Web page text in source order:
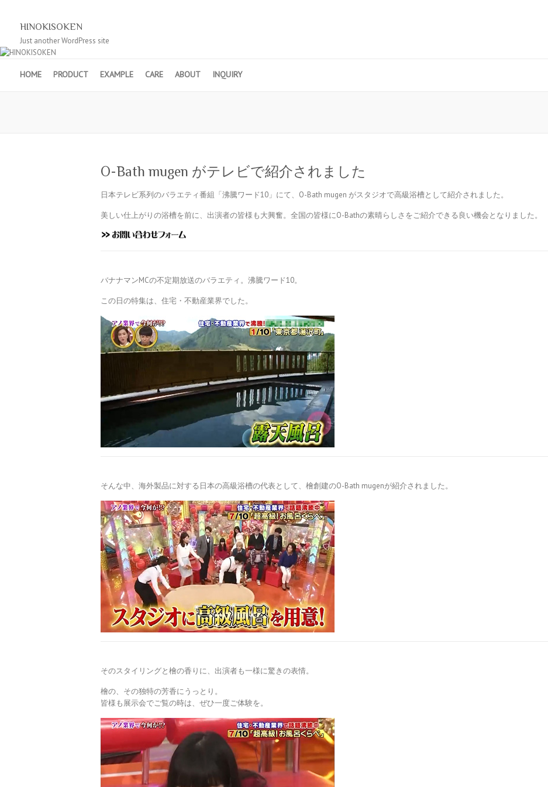
HINOKISOKEN
Just another WordPress site
HOME PRODUCT EXAMPLE CARE ABOUT INQUIRY
O-Bath mugen がテレビで紹介されました
日本テレビ系列のバラエティ番組「沸騰ワード10」にて、O-Bath mugen がスタジオで高級浴槽として紹介されました。
美しい仕上がりの浴槽を前に、出演者の皆様も大興奮。全国の皆様にO-Bathの素晴らしさをご紹介できる良い機会となりました。
バナナマンMCの不定期放送のバラエティ。沸騰ワード10。
この日の特集は、住宅・不動産業界でした。
そんな中、海外製品に対する日本の高級浴槽の代表として、檜創建のO-Bath mugenが紹介されました。
そのスタイリングと檜の香りに、出演者も一様に驚きの表情。
檜の、その独特の芳香にうっとり。
皆様も展示会でご覧の時は、ぜひ一度ご体験を。